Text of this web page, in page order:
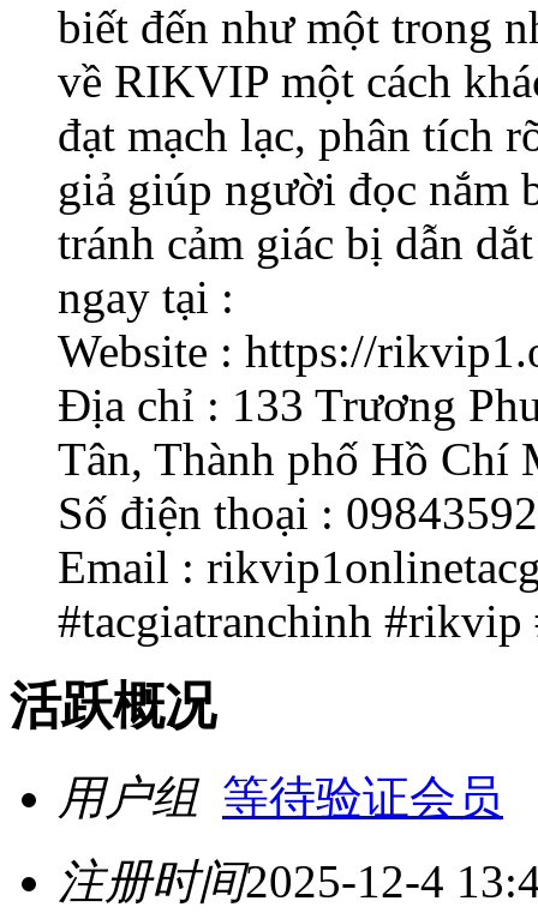
biết đến như một trong
về RIKVIP một cách
đạt mạch lạc, phân tích
giả giúp người đọc nắm
tránh cảm giác bị dẫn
ngay tại :
Website : https://
Địa chỉ : 133 Trương
Tân, Thành phố Hồ Chí
Số điện thoại :
Email :
#tacgiatranchinh
活跃概况
用户组 等待验证会员
注册时间2025-12-4